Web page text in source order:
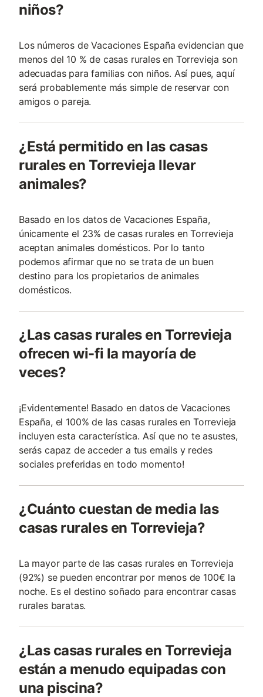
niños?
Los números de Vacaciones España evidencian que
menos del 10 % de casas rurales en Torrevieja son
adecuadas para familias con niños. Así pues, aquí
será probablemente más simple de reservar con
amigos o pareja.
¿Está permitido en las casas
rurales en Torrevieja llevar
animales?
Basado en los datos de Vacaciones España,
únicamente el 23% de casas rurales en Torrevieja
aceptan animales domésticos. Por lo tanto
podemos afirmar que no se trata de un buen
destino para los propietarios de animales
domésticos.
¿Las casas rurales en Torrevieja
ofrecen wi-fi la mayoría de
veces?
¡Evidentemente! Basado en datos de Vacaciones
España, el 100% de las casas rurales en Torrevieja
incluyen esta característica. Así que no te asustes,
serás capaz de acceder a tus emails y redes
sociales preferidas en todo momento!
¿Cuánto cuestan de media las
casas rurales en Torrevieja?
La mayor parte de las casas rurales en Torrevieja
(92%) se pueden encontrar por menos de 100€ la
noche. Es el destino soñado para encontrar casas
rurales baratas.
¿Las casas rurales en Torrevieja
están a menudo equipadas con
una piscina?